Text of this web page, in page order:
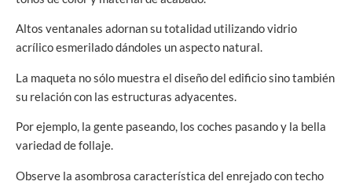
Altos ventanales adornan su totalidad utilizando vidrio
acrílico esmerilado dándoles un aspecto natural.
La maqueta no sólo muestra el diseño del edificio sino también
su relación con las estructuras adyacentes.
Por ejemplo, la gente paseando, los coches pasando y la bella
variedad de follaje.
Observe la asombrosa característica del enrejado con techo